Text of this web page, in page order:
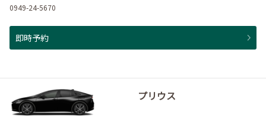
0949-24-5670
即時予約
プリウス